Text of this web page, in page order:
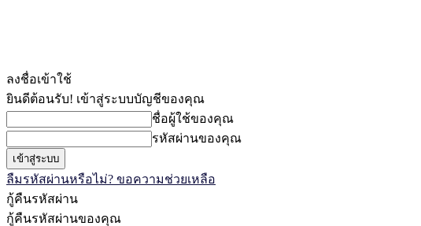
ลงชื่อเข้าใช้
ยินดีต้อนรับ! เข้าสู่ระบบบัญชีของคุณ
ชื่อผู้ใช้ของคุณ
รหัสผ่านของคุณ
ลืมรหัสผ่านหรือไม่? ขอความช่วยเหลือ
กู้คืนรหัสผ่าน
กู้คืนรหัสผ่านของคุณ